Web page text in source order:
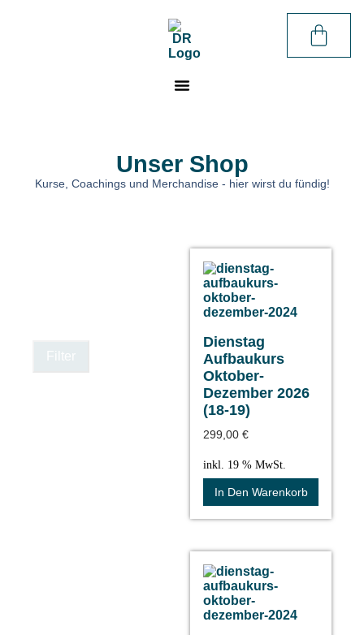
Unser Shop
Kurse, Coachings und Merchandise - hier wirst du fündig!
Filter
Dienstag
Aufbaukurs
Oktober-
Dezember 2026
(18-19)
299,00 €
inkl. 19 % MwSt.
In Den Warenkorb